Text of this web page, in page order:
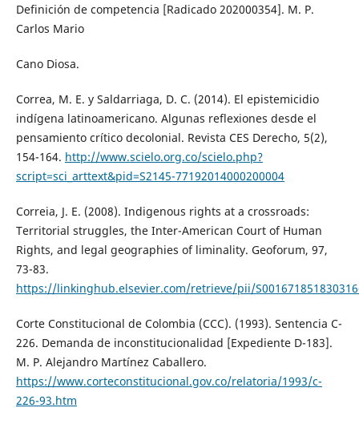
Definición de competencia [Radicado 202000354]. M. P.
Carlos Mario
Cano Diosa.
Correa, M. E. y Saldarriaga, D. C. (2014). El epistemicidio
indígena latinoamericano. Algunas reflexiones desde el
pensamiento crítico decolonial. Revista CES Derecho, 5(2),
154-164. http://www.scielo.org.co/scielo.php?
script=sci_arttext&pid=S2145-77192014000200004
Correia, J. E. (2008). Indigenous rights at a crossroads:
Territorial struggles, the Inter-American Court of Human
Rights, and legal geographies of liminality. Geoforum, 97,
73-83.
https://linkinghub.elsevier.com/retrieve/pii/
Corte Constitucional de Colombia (CCC). (1993). Sentencia C-
226. Demanda de inconstitucionalidad [Expediente D-183].
M. P. Alejandro Martínez Caballero.
https://www.corteconstitucional.gov.co/relatoria/1993/c-
226-93.htm